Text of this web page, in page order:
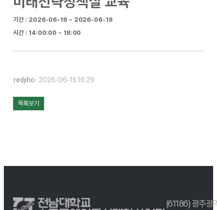
기간 : 2026-06-19 ~ 2026-06-19
시간 : 14:00:00 ~ 18:00
redjiho · 2026-06-15 16:29
목록보기
(61186) 광주광